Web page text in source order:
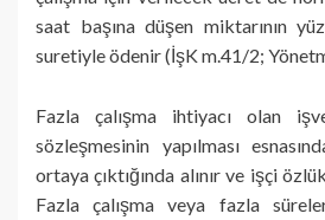
saat başına düşen miktarının
suretiyle ödenir (İşK m.41/2;
Fazla çalışma ihtiyacı olan
sözleşmesinin yapıl­ması
ortaya çıktığında alınır ve işçi
Fazla çalışma veya fazla